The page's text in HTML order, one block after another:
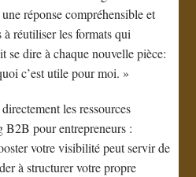
réponse compréhensible et
à réutiliser les formats qui
se dire à chaque nouvelle pièce:
c’est utile pour moi. »
les ressources
B2B pour entrepreneurs :
votre visibilité peut servir de
à structurer votre propre